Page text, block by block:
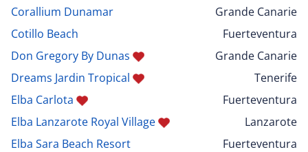
Corallium Dunamar
Grande Canarie
Cotillo Beach
Fuerteventura
Don Gregory By Dunas
Grande Canarie
Dreams Jardin Tropical
Tenerife
Elba Carlota
Fuerteventura
Elba Lanzarote Royal Village
Lanzarote
Elba Sara Beach Resort
Fuerteventura